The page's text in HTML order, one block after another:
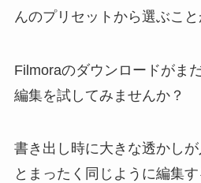
んのプリセットから選ぶこと
Filmoraのダウンロードがま
編集を試してみませんか？
書き出し時に大きな透かし
とまったく同じように編集す